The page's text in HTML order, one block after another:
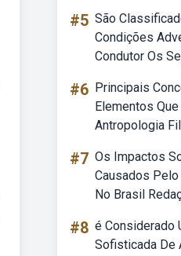
#5 São
Condições
Condutor Os
#6 Principais
Elementos
Antropologia
#7 Os Impactos
Causados
No Brasil
#8 é Considerado
Sofisticada De